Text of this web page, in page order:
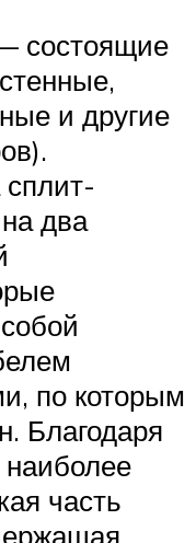
состоящие
и другие
два
по которым
Благодаря
наиболее
часть